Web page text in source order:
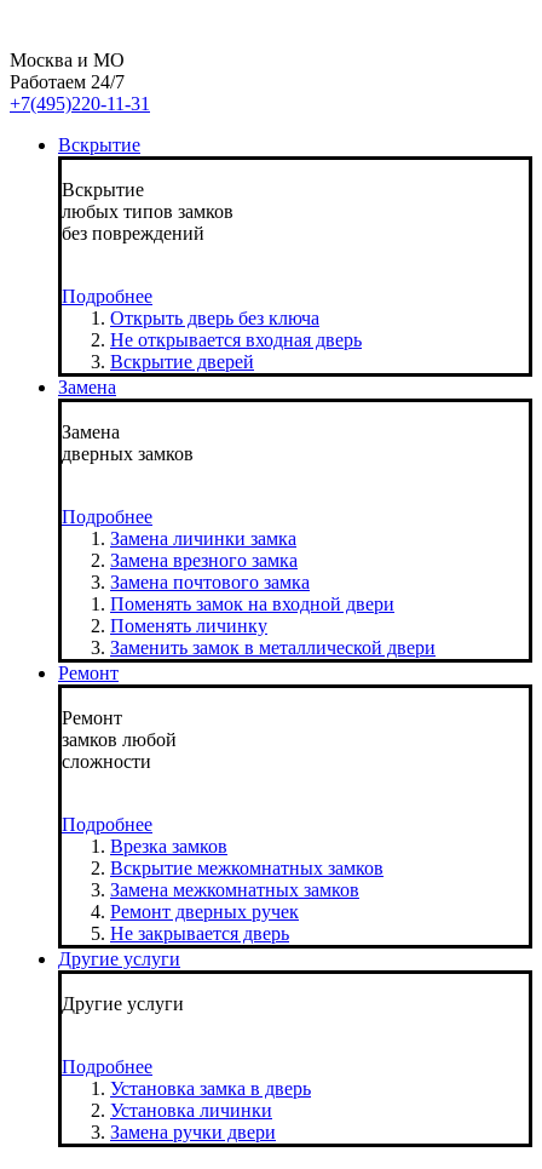
Москва и МО
Работаем 24/7
+7(495)220-11-31
Вскрытие
Вскрытие
любых типов замков
без повреждений
Подробнее
Открыть дверь без ключа
Не открывается входная дверь
Вскрытие дверей
Замена
Замена
дверных замков
Подробнее
Замена личинки замка
Замена врезного замка
Замена почтового замка
Поменять замок на входной двери
Поменять личинку
Заменить замок в металлической двери
Ремонт
Ремонт
замков любой
сложности
Подробнее
Врезка замков
Вскрытие межкомнатных замков
Замена межкомнатных замков
Ремонт дверных ручек
Не закрывается дверь
Другие услуги
Другие услуги
Подробнее
Установка замка в дверь
Установка личинки
Замена ручки двери